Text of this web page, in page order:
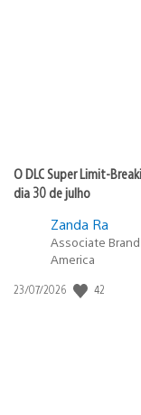
O DLC Super Limit-
dia 30 de julho
Zanda Ra
Associate
America
Data
23/07/2026 42